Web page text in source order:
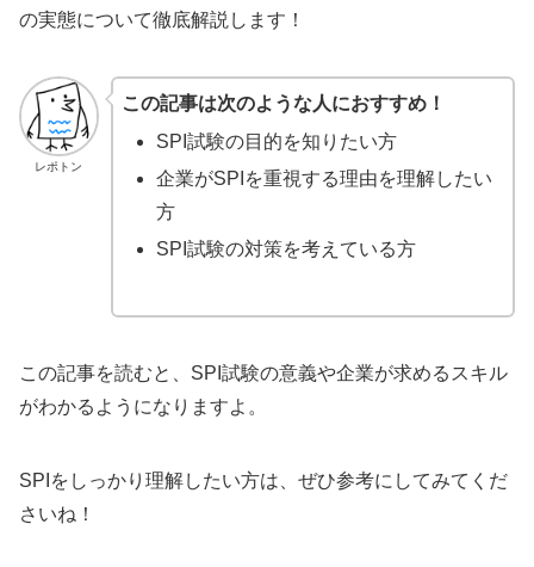
の実態について徹底解説します！
レポトン
この記事は次のような人におすすめ！
SPI試験の目的を知りたい方
企業がSPIを重視する理由を理解したい
方
SPI試験の対策を考えている方
この記事を読むと、SPI試験の意義や企業が求めるスキル
がわかるようになりますよ。
SPIをしっかり理解したい方は、ぜひ参考にしてみてくだ
さいね！